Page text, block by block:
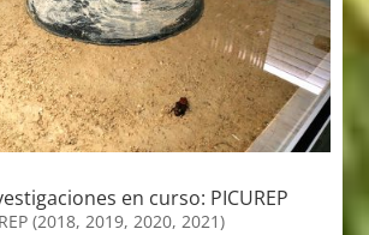
en curso: PICUREP
(2018, 2019, 2020, 2021)